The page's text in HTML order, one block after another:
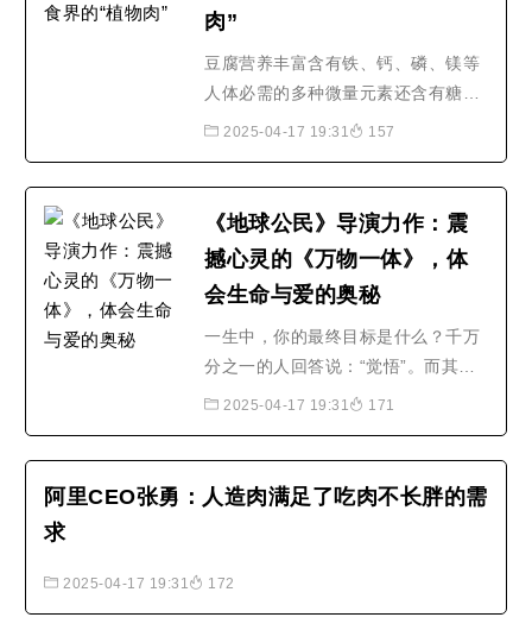
作开发两座生产设施，其中一座将会
是世界最大、技术最先..
肉”
豆腐营养丰富含有铁、钙、磷、镁等
人体必需的多种微量元素还含有糖
类、植物油和丰富的优质蛋白素有“植
自身的风味一起来看看云南这些豆腐
2025-04-17 19:31 157
《地球公民》导演力作：震
撼心灵的《万物一体》，体
会生命与爱的奥秘
一生中，你的最终目标是什么？千万
分之一的人回答说：“觉悟”。而其他
人，则答以成功、财富、权力等。影
的生存意义、谋求与他人和谐相处之
贵/贫穷、黑/白、同性恋/..
2025-04-17 19:31 171
阿里CEO张勇：人造肉满足了吃肉不长胖的需
求
2025-04-17 19:31 172